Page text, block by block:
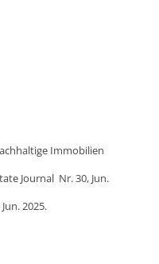
Immobilien
Journal Nr. 30, Jun.
2025.